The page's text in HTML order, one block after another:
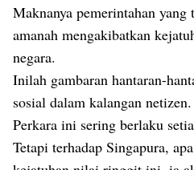
Maknanya pemerintahan
amanah mengakibatkan
negara.
Inilah gambaran hantaran-
sosial dalam kalangan netizen.
Perkara ini sering berlaku
Tetapi terhadap Singapura,